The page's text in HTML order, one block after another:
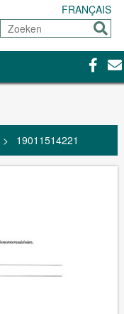
FRANÇAIS
Zoeken
Sturen
> 19011514221